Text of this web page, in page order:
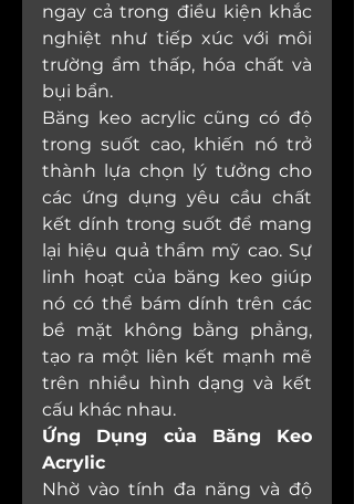
ngay cả trong điều kiện khắc
nghiệt như tiếp xúc với môi
trường ẩm thấp, hóa chất và
bụi bẩn.
Băng keo acrylic cũng có độ
trong suốt cao, khiến nó trở
thành lựa chọn lý tưởng cho
các ứng dụng yêu cầu chất
kết dính trong suốt để mang
lại hiệu quả thẩm mỹ cao. Sự
linh hoạt của băng keo giúp
nó có thể bám dính trên các
bề mặt không bằng phẳng,
tạo ra một liên kết mạnh mẽ
trên nhiều hình dạng và kết
cấu khác nhau.
Ứng Dụng của Băng Keo
Acrylic
Nhờ vào tính đa năng và độ